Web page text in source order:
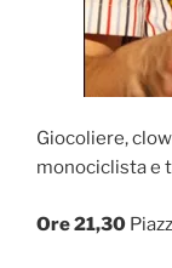
Giocoliere,
monociclista e
Ore 21,30